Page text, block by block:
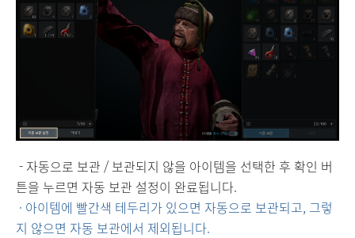
- 자동으로 보관 / 보관되지 않을 아이템을 선택한 후 확인 버
튼을 누르면 자동 보관 설정이 완료됩니다.
· 아이템에 빨간색 테두리가 있으면 자동으로 보관되고, 그렇
지 않으면 자동 보관에서 제외됩니다.